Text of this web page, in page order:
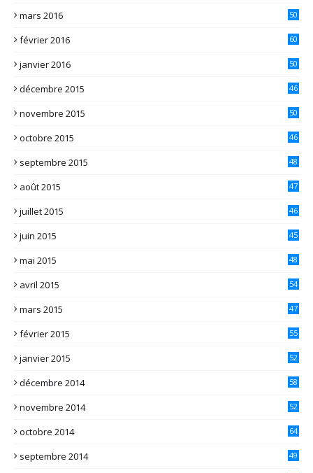
mars 2016 50
février 2016 60
janvier 2016 50
décembre 2015 46
novembre 2015 50
octobre 2015 46
septembre 2015 48
août 2015 47
juillet 2015 46
juin 2015 45
mai 2015 48
avril 2015 54
mars 2015 47
février 2015 55
janvier 2015 52
décembre 2014 58
novembre 2014 52
octobre 2014 64
septembre 2014 49